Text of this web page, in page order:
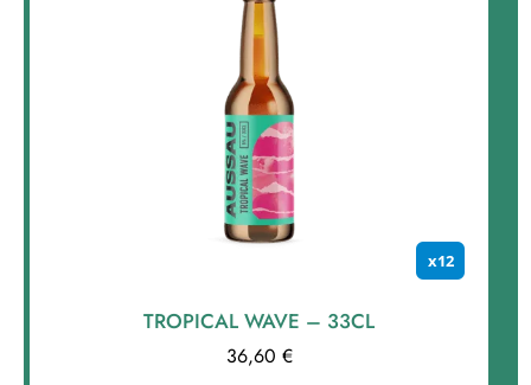
x12
TROPICAL WAVE – 33CL
36,60 €